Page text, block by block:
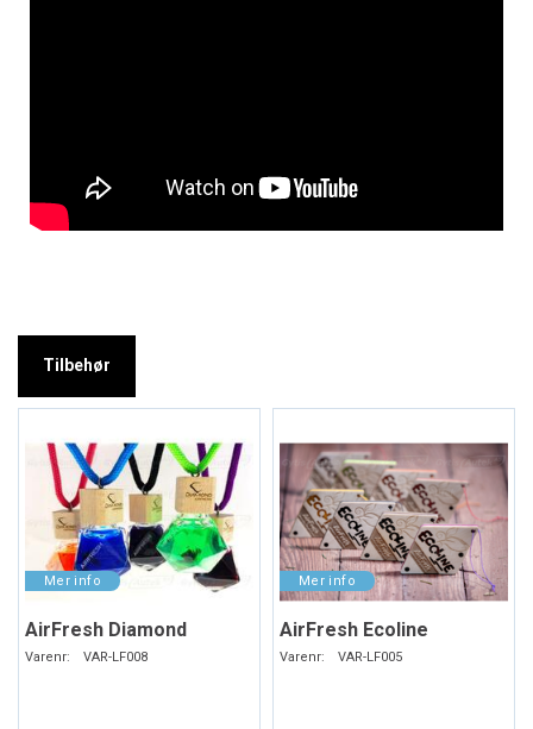
Tilbehør
AirFresh Diamond
Varenr: VAR-LF008
AirFresh Ecoline
Varenr: VAR-LF005